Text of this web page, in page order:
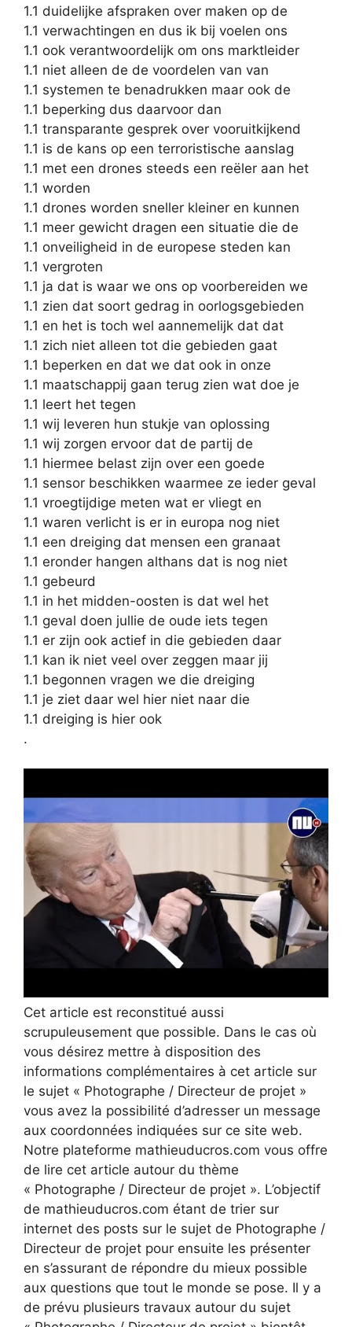
1.1 duidelijke afspraken over maken op de
1.1 verwachtingen en dus ik bij voelen ons
1.1 ook verantwoordelijk om ons marktleider
1.1 niet alleen de de voordelen van van
1.1 systemen te benadrukken maar ook de
1.1 beperking dus daarvoor dan
1.1 transparante gesprek over vooruitkijkend
1.1 is de kans op een terroristische aanslag
1.1 met een drones steeds een reëler aan het
1.1 worden
1.1 drones worden sneller kleiner en kunnen
1.1 meer gewicht dragen een situatie die de
1.1 onveiligheid in de europese steden kan
1.1 vergroten
1.1 ja dat is waar we ons op voorbereiden we
1.1 zien dat soort gedrag in oorlogsgebieden
1.1 en het is toch wel aannemelijk dat dat
1.1 zich niet alleen tot die gebieden gaat
1.1 beperken en dat we dat ook in onze
1.1 maatschappij gaan terug zien wat doe je
1.1 leert het tegen
1.1 wij leveren hun stukje van oplossing
1.1 wij zorgen ervoor dat de partij de
1.1 hiermee belast zijn over een goede
1.1 sensor beschikken waarmee ze ieder geval
1.1 vroegtijdige meten wat er vliegt en
1.1 waren verlicht is er in europa nog niet
1.1 een dreiging dat mensen een granaat
1.1 eronder hangen althans dat is nog niet
1.1 gebeurd
1.1 in het midden-oosten is dat wel het
1.1 geval doen jullie de oude iets tegen
1.1 er zijn ook actief in die gebieden daar
1.1 kan ik niet veel over zeggen maar jij
1.1 begonnen vragen we die dreiging
1.1 je ziet daar wel hier niet naar die
1.1 dreiging is hier ook
.
Cet article est reconstitué aussi
scrupuleusement que possible. Dans le cas où
vous désirez mettre à disposition des
informations complémentaires à cet article sur
le sujet « Photographe / Directeur de projet »
vous avez la possibilité d’adresser un message
aux coordonnées indiquées sur ce site web.
Notre plateforme mathieuducros.com vous offre
de lire cet article autour du thème
« Photographe / Directeur de projet ». L’objectif
de mathieuducros.com étant de trier sur
internet des posts sur le sujet de Photographe /
Directeur de projet pour ensuite les présenter
en s’assurant de répondre du mieux possible
aux questions que tout le monde se pose. Il y a
de prévu plusieurs travaux autour du sujet